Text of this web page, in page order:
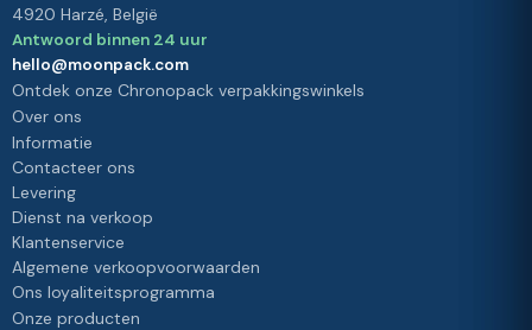
4920 Harzé, België
Antwoord binnen 24 uur
hello@moonpack.com
Ontdek onze Chronopack verpakkingswinkels
Over ons
Informatie
Contacteer ons
Levering
Dienst na verkoop
Klantenservice
Algemene verkoopvoorwaarden
Ons loyaliteitsprogramma
Onze producten